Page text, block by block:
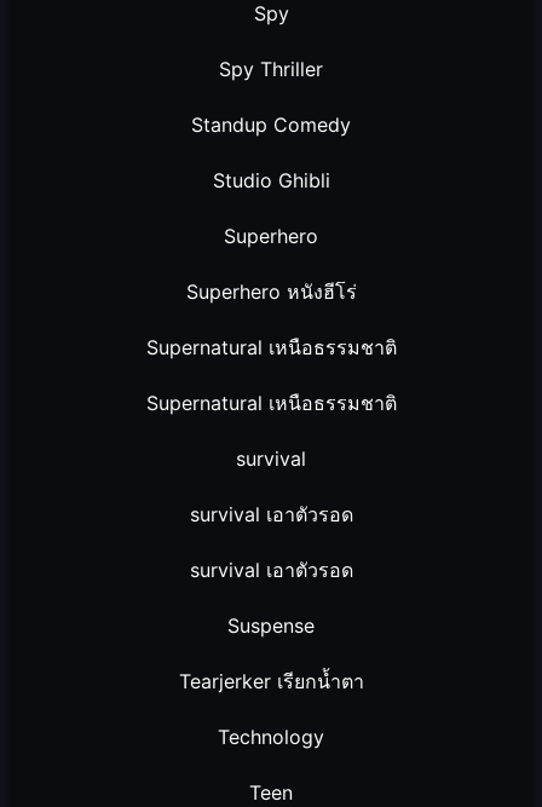
Spy
Spy Thriller
Standup Comedy
Studio Ghibli
Superhero
Superhero หนังฮีโร่
Supernatural เหนือธรรมชาติ
Supernatural เหนือธรรมชาติ
survival
survival เอาตัวรอด
survival เอาตัวรอด
Suspense
Tearjerker เรียกน้ำตา
Technology
Teen